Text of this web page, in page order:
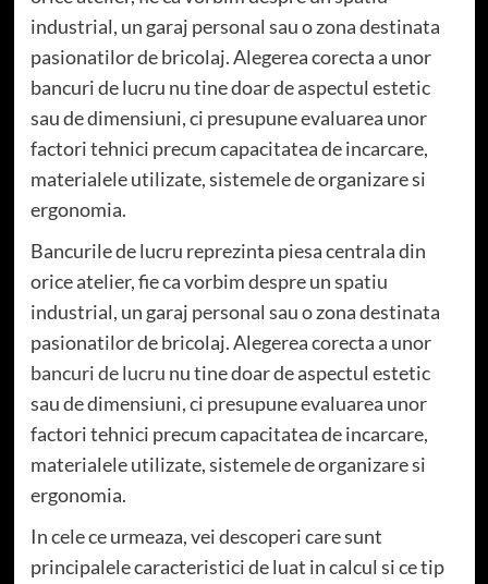
industrial, un garaj personal sau o zona destinata
pasionatilor de bricolaj. Alegerea corecta a unor
bancuri de lucru nu tine doar de aspectul estetic
sau de dimensiuni, ci presupune evaluarea unor
factori tehnici precum capacitatea de incarcare,
materialele utilizate, sistemele de organizare si
ergonomia.
Bancurile de lucru reprezinta piesa centrala din
orice atelier, fie ca vorbim despre un spatiu
industrial, un garaj personal sau o zona destinata
pasionatilor de bricolaj. Alegerea corecta a unor
bancuri de lucru nu tine doar de aspectul estetic
sau de dimensiuni, ci presupune evaluarea unor
factori tehnici precum capacitatea de incarcare,
materialele utilizate, sistemele de organizare si
ergonomia.
In cele ce urmeaza, vei descoperi care sunt
principalele caracteristici de luat in calcul si ce tip